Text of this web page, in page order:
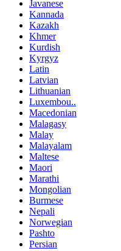
Javanese
Kannada
Kazakh
Khmer
Kurdish
Kyrgyz
Latin
Latvian
Lithuanian
Luxembou..
Macedonian
Malagasy
Malay
Malayalam
Maltese
Maori
Marathi
Mongolian
Burmese
Nepali
Norwegian
Pashto
Persian